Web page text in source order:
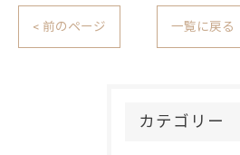
< 前のページ 一覧に戻る
カテゴリー